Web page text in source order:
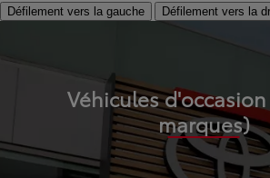
Défilement vers la gauche Défilement vers la
Véhicules
marques)